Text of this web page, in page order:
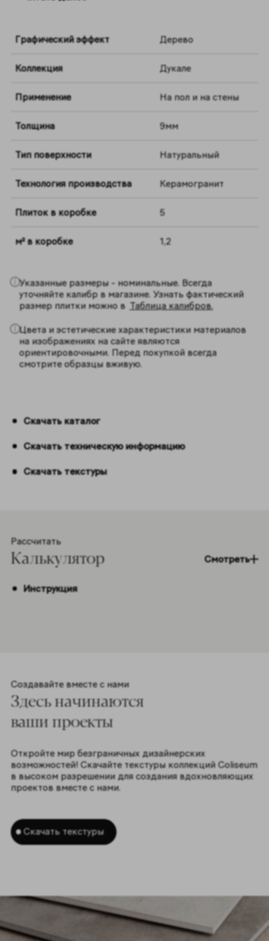
пространство.
Графический эффект Дерево
Коллекция Дукале
Применение На пол и на стены
Толщина 9мм
Тип поверхности Натуральный
Технология производства Керамогранит
Плиток в коробке 5
м² в коробке 1,2
Указанные размеры - номинальные. Всегда
уточняйте калибр в магазине. Узнать фактический
размер плитки можно в Таблица калибров.
Цвета и эстетические характеристики материалов
на изображениях на сайте являются
ориентировочными. Перед покупкой всегда
смотрите образцы вживую.
Скачать каталог
Скачать техническую информацию
Скачать текстуры
Рассчитать
Калькулятор
Инструкция
Смотреть
Создавайте вместе с нами
Здесь начинаются
ваши проекты
Откройте мир безграничных дизайнерских
возможностей! Скачайте текстуры коллекций Coliseum
в высоком разрешении для создания вдохновляющих
проектов вместе с нами.
Скачать текстуры